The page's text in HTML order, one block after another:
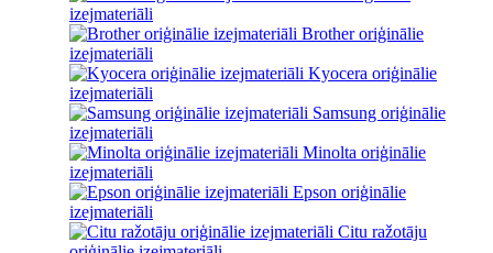
izejmateriāli
Brother oriģinālie
izejmateriāli
Kyocera oriģinālie
izejmateriāli
Samsung oriģinālie
izejmateriāli
Minolta oriģinālie
izejmateriāli
Epson oriģinālie
izejmateriāli
Citu ražotāju